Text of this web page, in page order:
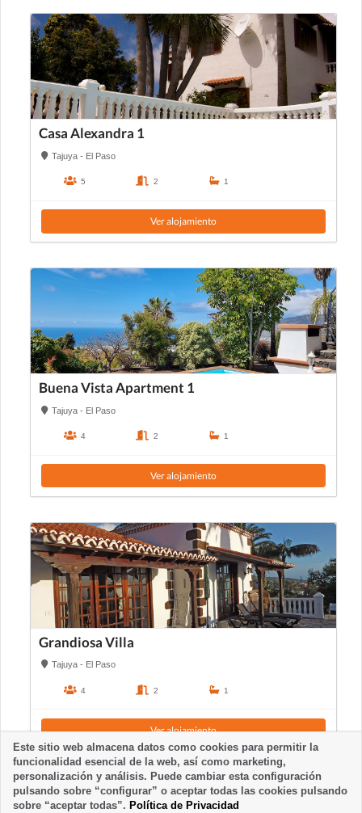
Casa Alexandra 1
Tajuya - El Paso
5 2 1
Ver alojamiento
Buena Vista Apartment 1
Tajuya - El Paso
4 2 1
Ver alojamiento
Grandiosa Villa
Tajuya - El Paso
4 2 1
Ver alojamiento
Este sitio web almacena datos como cookies para permitir la
funcionalidad esencial de la web, así como marketing,
personalización y análisis. Puede cambiar esta configuración
pulsando sobre “configurar” o aceptar todas las cookies pulsando
sobre “aceptar todas”. Política de Privacidad